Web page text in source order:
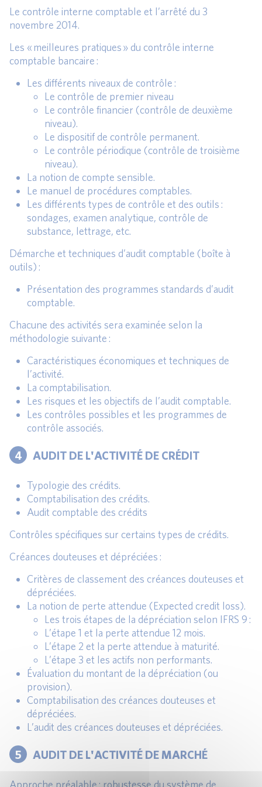
Le contrôle interne comptable et l’arrêté du 3
novembre 2014.
Les « meilleures pratiques » du contrôle interne
comptable bancaire :
Les différents niveaux de contrôle :
Le contrôle de premier niveau
Le contrôle financier (contrôle de deuxième
niveau).
Le dispositif de contrôle permanent.
Le contrôle périodique (contrôle de troisième
niveau).
La notion de compte sensible.
Le manuel de procédures comptables.
Les différents types de contrôle et des outils :
sondages, examen analytique, contrôle de
substance, lettrage, etc.
Démarche et techniques d’audit comptable (boîte à
outils) :
Présentation des programmes standards d’audit
comptable.
Chacune des activités sera examinée selon la
méthodologie suivante :
Caractéristiques économiques et techniques de
l’activité.
La comptabilisation.
Les risques et les objectifs de l’audit comptable.
Les contrôles possibles et les programmes de
contrôle associés.
4 AUDIT DE L'ACTIVITÉ DE CRÉDIT
Typologie des crédits.
Comptabilisation des crédits.
Audit comptable des crédits
Contrôles spécifiques sur certains types de crédits.
Créances douteuses et dépréciées :
Critères de classement des créances douteuses et
dépréciées.
La notion de perte attendue (Expected credit loss).
Les trois étapes de la dépréciation selon IFRS 9 :
L’étape 1 et la perte attendue 12 mois.
L’étape 2 et la perte attendue à maturité.
L’étape 3 et les actifs non performants.
Évaluation du montant de la dépréciation (ou
provision).
Comptabilisation des créances douteuses et
dépréciées.
L’audit des créances douteuses et dépréciées.
5 AUDIT DE L'ACTIVITÉ DE MARCHÉ
Approche préalable : robustesse du système de